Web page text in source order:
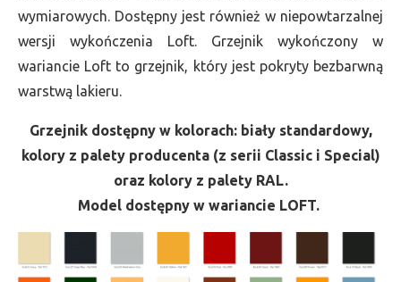
wymiarowych. Dostępny jest również w niepowtarzalnej
wersji wykończenia Loft. Grzejnik wykończony w
wariancie Loft to grzejnik, który jest pokryty bezbarwną
warstwą lakieru.
Grzejnik dostępny w kolorach: biały standardowy,
kolory z palety producenta (z serii Classic i Special)
oraz kolory z palety RAL.
Model dostępny w wariancie LOFT.